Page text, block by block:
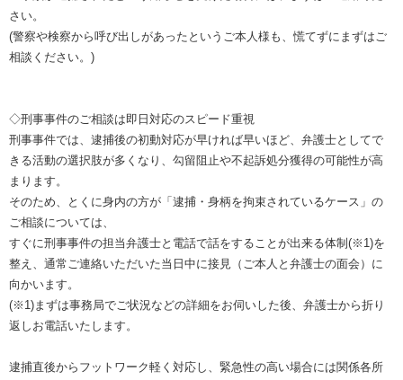
さい。
(警察や検察から呼び出しがあったというご本人様も、慌てずにまずはご
相談ください。)
◇刑事事件のご相談は即日対応のスピード重視
刑事事件では、逮捕後の初動対応が早ければ早いほど、弁護士としてで
きる活動の選択肢が多くなり、勾留阻止や不起訴処分獲得の可能性が高
まります。
そのため、とくに身内の方が「逮捕・身柄を拘束されているケース」の
ご相談については、
すぐに刑事事件の担当弁護士と電話で話をすることが出来る体制(※1)を
整え、通常ご連絡いただいた当日中に接見（ご本人と弁護士の面会）に
向かいます。
(※1)まずは事務局でご状況などの詳細をお伺いした後、弁護士から折り
返しお電話いたします。
逮捕直後からフットワーク軽く対応し、緊急性の高い場合には関係各所